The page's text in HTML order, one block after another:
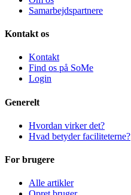
Samarbejdspartnere
Kontakt os
Kontakt
Find os på SoMe
Login
Generelt
Hvordan virker det?
Hvad betyder faciliteterne?
For brugere
Alle artikler